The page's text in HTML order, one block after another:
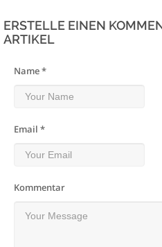
ERSTELLE EINEN
ARTIKEL
Name *
Email *
Kommentar